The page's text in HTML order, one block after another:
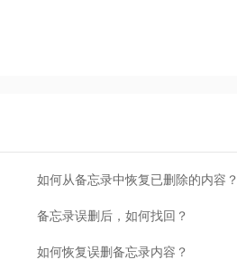
如何从备忘录中恢复已删除的内容？
备忘录误删后，如何找回？
如何恢复误删备忘录内容？